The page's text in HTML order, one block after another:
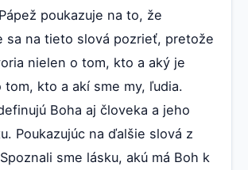
poukazuje na to, že
sa na tieto slová pozrieť, pretože
nielen o tom, kto a aký je
tom, kto a akí sme my, ľudia.
Boha aj človeka a jeho
Poukazujúc na ďalšie slová z
sme lásku, akú má Boh k